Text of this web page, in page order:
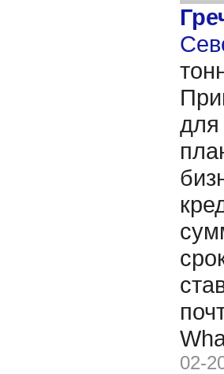
для
02-